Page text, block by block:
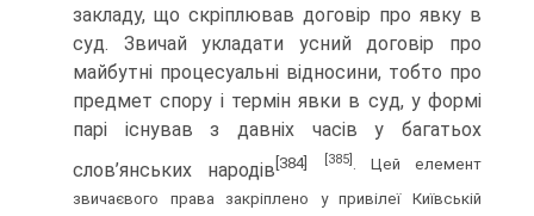
закладу, що скріплював договір про явку в
суд. Звичай укладати усний договір про
майбутні процесуальні відносини, тобто про
предмет спору і термін явки в суд, у формі
парі існував з давніх часів у багатьох
слов’янських народів [384] [385]
. Цей елемент
звичаєвого права закріплено у привілеї Київській